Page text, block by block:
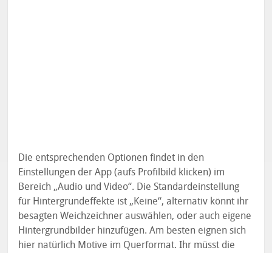
Die entsprechenden Optionen findet in den
Einstellungen der App (aufs Profilbild klicken) im
Bereich „Audio und Video“. Die Standardeinstellung
für Hintergrundeffekte ist „Keine“, alternativ könnt ihr
besagten Weichzeichner auswählen, oder auch eigene
Hintergrundbilder hinzufügen. Am besten eignen sich
hier natürlich Motive im Querformat. Ihr müsst die